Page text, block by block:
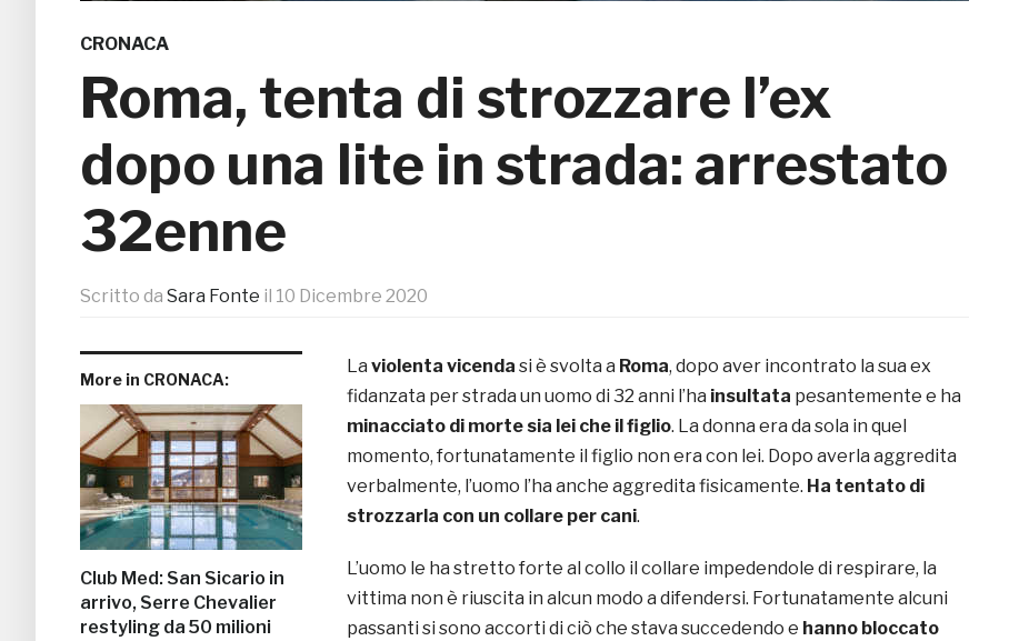
CRONACA
Roma, tenta di strozzare l’ex
dopo una lite in strada: arrestato
32enne
Scritto da Sara Fonte il 10 Dicembre 2020
More in CRONACA:
Club Med: San Sicario in
arrivo, Serre Chevalier
restyling da 50 milioni
La violenta vicenda si è svolta a Roma, dopo aver incontrato la sua ex
fidanzata per strada un uomo di 32 anni l’ha insultata pesantemente e ha
minacciato di morte sia lei che il figlio. La donna era da sola in quel
momento, fortunatamente il figlio non era con lei. Dopo averla aggredita
verbalmente, l’uomo l’ha anche aggredita fisicamente. Ha tentato di
strozzarla con un collare per cani.
L’uomo le ha stretto forte al collo il collare impedendole di respirare, la
vittima non è riuscita in alcun modo a difendersi. Fortunatamente alcuni
passanti si sono accorti di ciò che stava succedendo e hanno bloccato